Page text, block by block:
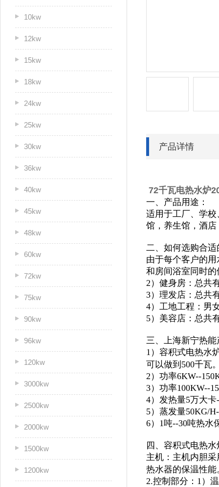
10kw
12kw
15kw
18kw
24kw
25kw
30kw
36kw
40kw
45kw
48kw
60kw
72kw
75kw
90kw
96kw
120kw
3000kw
2500kw
2000kw
1500kw
1200kw
产品详情
72千瓦电热水炉
一、产品用途：
适用于工厂、学
馆， 养生馆，酒
二、如何选购合
由于每个客户的
和房间浴室同时的
2）健身房：总共
3）理发店：总共
4）工地工程：男
5）美容店：总共
三、上海新宁热
1）容积式电热水
可以做到500千瓦
2）功率6KW--
3）功率100KW--
4）发热量5万大
5）蒸发量50KG/
6）1吨--30吨热水
四、容积式电热
主机：主机内胆
热水器的保温性能
2.控制部分：1）